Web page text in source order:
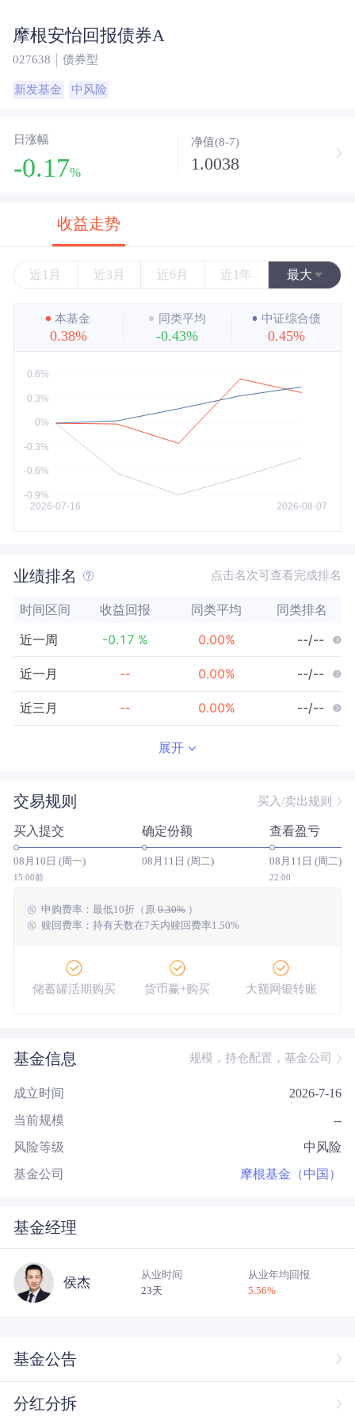
摩根安怡回报债券A
027638 债券型
新发基金 中风险
日涨幅
-0.17%
净值(8-7)
1.0038
收益走势
近1月 近3月 近6月 近1年 最大
近3年
近5年
最大
本基金
0.38%
同类平均
-0.43%
中证综合债
0.45%
业绩排名 点击名次可查看完成排名
时间区间 收益回报 同类平均 同类排名
近一周 -0.17 % 0.00% --/--
近一月 -- 0.00% --/--
近三月 -- 0.00% --/--
近三年 --/--
近五年 -- 0.00% --/--
今年以来
成立以来 0.38 %
展开
交易规则 买入/卖出规则
买入提交
08月10日 (周一)
15:00前
确定份额
08月11日 (周二)
查看盈亏
08月11日 (周二)
22:00
申购费率： 最低10折（原 0.30%）
赎回费率：持有天数在7天内赎回费率1.50%
储蓄罐活期购买 货币赢+购买 大额网银转账
基金信息 规模，持仓配置，基金公司
成立时间 2026-7-16
当前规模 --
风险等级 中风险
基金公司 摩根基金（中国）
基金经理
侯杰
从业时间
23天
从业年均回报
5.56%
基金公告
分红分拆